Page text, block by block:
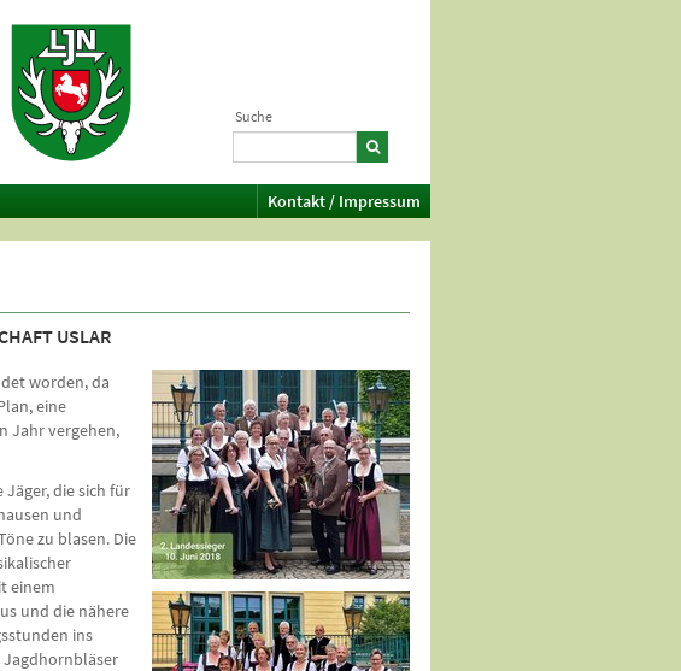
Suche
Kontakt / Impressum
USLAR
worden, da
eine
Jahr vergehen,
die sich für
und
zu blasen. Die
einem
und die nähere
ins
Jagdhorn­bläser